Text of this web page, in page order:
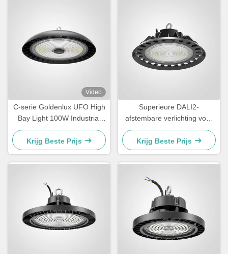
Video
C-serie Goldenlux UFO High
Bay Light 100W Industrial
High Bay Led Light Fixtures
Krijg Beste Prijs
Superieure DALI2-
afstembare verlichting voor
magazijnen
Krijg Beste Prijs